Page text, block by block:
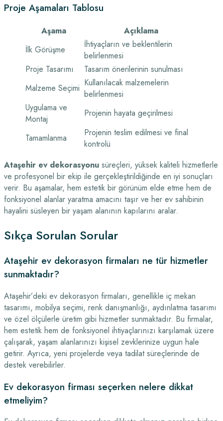
Proje Aşamaları Tablosu
Aşama
Açıklama
İlk Görüşme
İhtiyaçların ve beklentilerin
belirlenmesi
Proje Tasarımı
Tasarım önerilerinin sunulması
Malzeme Seçimi Kullanılacak malzemelerin
belirlenmesi
Uygulama ve
Montaj
Projenin hayata geçirilmesi
Tamamlanma
Projenin teslim edilmesi ve final
kontrolü
Ataşehir ev dekorasyonu süreçleri, yüksek kaliteli hizmetlerle
ve profesyonel bir ekip ile gerçekleştirildiğinde en iyi sonuçları
verir. Bu aşamalar, hem estetik bir görünüm elde etme hem de
fonksiyonel alanlar yaratma amacını taşır ve her ev sahibinin
hayalini süsleyen bir yaşam alanının kapılarını aralar.
Sıkça Sorulan Sorular
Ataşehir ev dekorasyon firmaları ne tür hizmetler
sunmaktadır?
Ataşehir’deki ev dekorasyon firmaları, genellikle iç mekan
tasarımı, mobilya seçimi, renk danışmanlığı, aydınlatma tasarımı
ve özel ölçülerle üretim gibi hizmetler sunmaktadır. Bu firmalar,
hem estetik hem de fonksiyonel ihtiyaçlarınızı karşılamak üzere
çalışarak, yaşam alanlarınızı kişisel zevklerinize uygun hale
getirir. Ayrıca, yeni projelerde veya tadilat süreçlerinde de
destek verebilirler.
Ev dekorasyon firması seçerken nelere dikkat
etmeliyim?